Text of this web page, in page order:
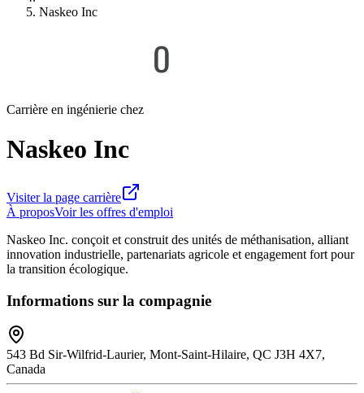
Naskeo Inc
Carrière en ingénierie chez
Naskeo Inc
Visiter la page carrière
À proposVoir les offres d'emploi
Naskeo Inc. conçoit et construit des unités de méthanisation, alliant
innovation industrielle, partenariats agricole et engagement fort pour
la transition écologique.
Informations sur la compagnie
543 Bd Sir-Wilfrid-Laurier, Mont-Saint-Hilaire, QC J3H 4X7,
Canada